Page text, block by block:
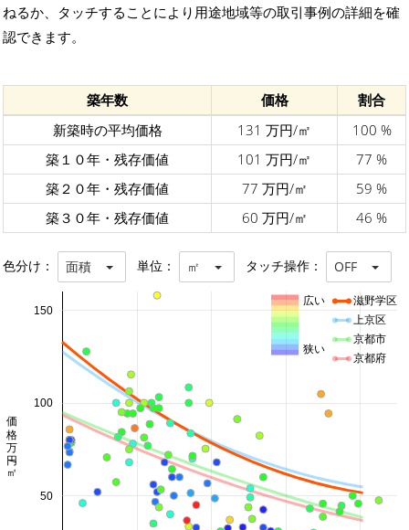
ねるか、タッチすることにより用途地域等の取引事例の詳細を確
認できます。
築年数 価格
割合
新築時の平均価格
131 万円/㎡
100 %
築１０年・残存価値
101 万円/㎡
77 %
築２０年・残存価値
77 万円/㎡
59 %
築３０年・残存価値
60 万円/㎡ 46 %
色分け： 面積 単位： ㎡ タッチ操作： OFF
50
100
150
価格 万円/㎡
滋野学区
上京区
京都市
京都府
広い
狭い